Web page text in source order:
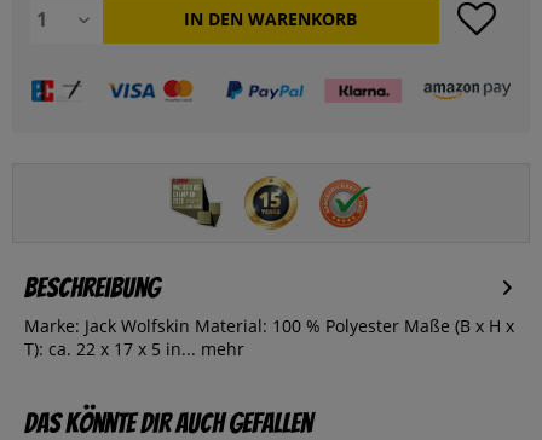
IN DEN WARENKORB
Beschreibung
Marke: Jack Wolfskin Material: 100 % Polyester Maße (B x H x
T): ca. 22 x 17 x 5 in... mehr
Das könnte dir auch gefallen